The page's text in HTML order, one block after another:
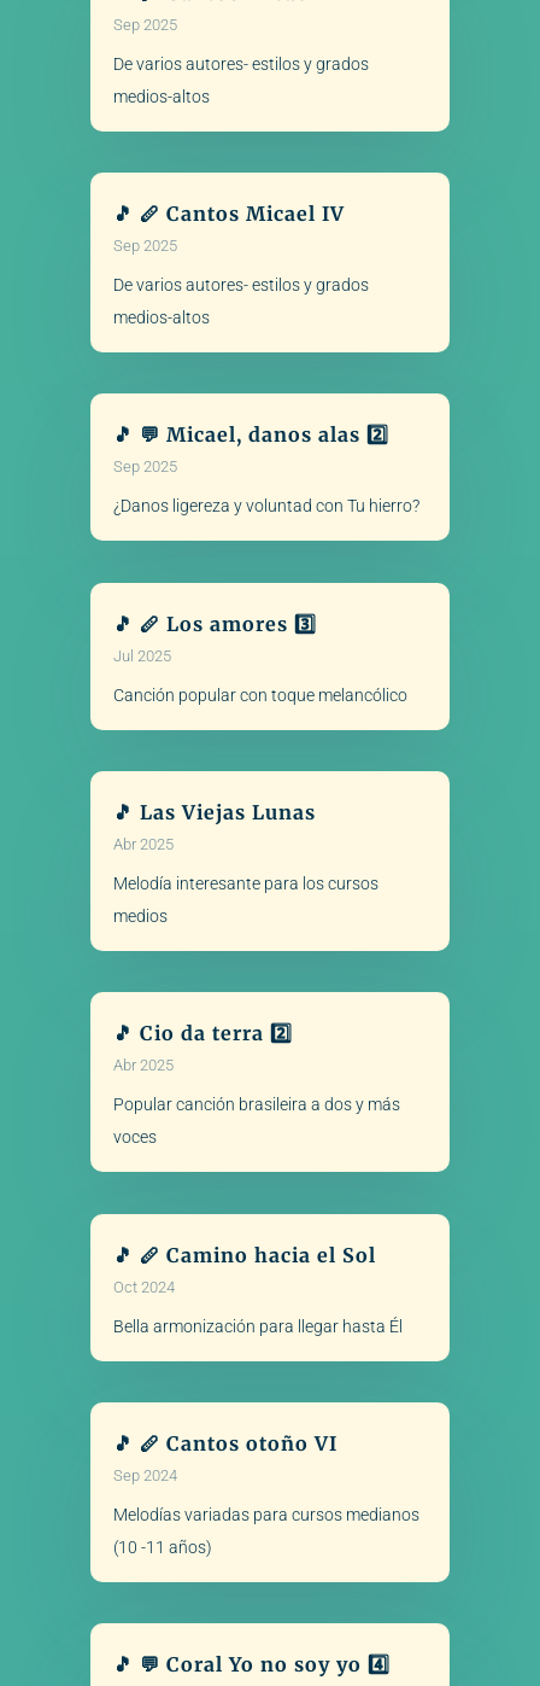
Sep 2025
De varios autores- estilos y grados
medios-altos
🎵 🪈 Cantos Micael IV
Sep 2025
De varios autores- estilos y grados
medios-altos
🎵 💬 Micael, danos alas 2️⃣
Sep 2025
¿Danos ligereza y voluntad con Tu hierro?
🎵 🪈 Los amores 3️⃣
Jul 2025
Canción popular con toque melancólico
🎵 Las Viejas Lunas
Abr 2025
Melodía interesante para los cursos
medios
🎵 Cio da terra 2️⃣
Abr 2025
Popular canción brasileira a dos y más
voces
🎵 🪈 Camino hacia el Sol
Oct 2024
Bella armonización para llegar hasta Él
🎵 🪈 Cantos otoño VI
Sep 2024
Melodías variadas para cursos medianos
(10 -11 años)
🎵 💬 Coral Yo no soy yo 4️⃣